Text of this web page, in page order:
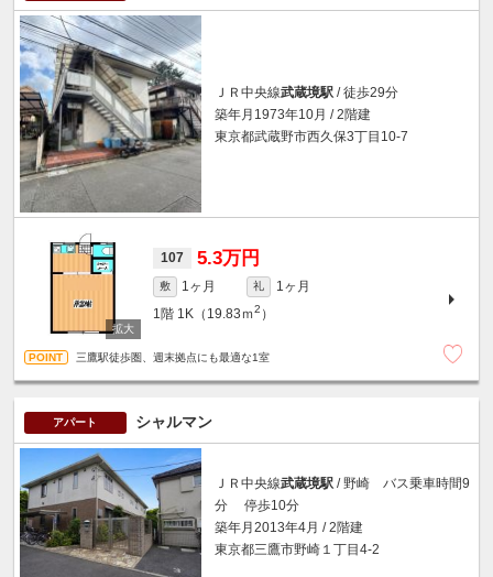
ＪＲ中央線武蔵境駅 / 徒歩29分
築年月1973年10月 / 2階建
東京都武蔵野市西久保3丁目10-7
107 5.3万円
敷 1ヶ月 礼
1ヶ月
1階 1K（19.83ｍ2 ）
三鷹駅徒歩圏、週末拠点にも最適な1室
アパート シャルマン
ＪＲ中央線武蔵境駅 / 野崎 バス乗車時間9
分 停歩10分
築年月2013年4月 / 2階建
東京都三鷹市野崎１丁目4-2